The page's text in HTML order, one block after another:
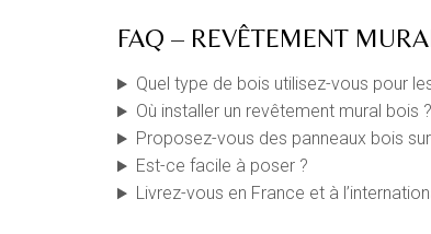
FAQ – REVÊTEMENT
Quel type de bois utilisez-vous pour
Où installer un revêtement mural bois ?
Proposez-vous des panneaux bois
Est-ce facile à poser ?
Livrez-vous en France et à